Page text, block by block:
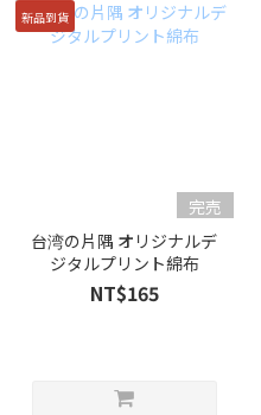
新品到貨
完売
台湾の片隅 オリジナルデ
ジタルプリント綿布
NT$165